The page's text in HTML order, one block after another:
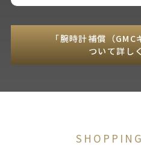
「腕時計補償（
ついて詳し